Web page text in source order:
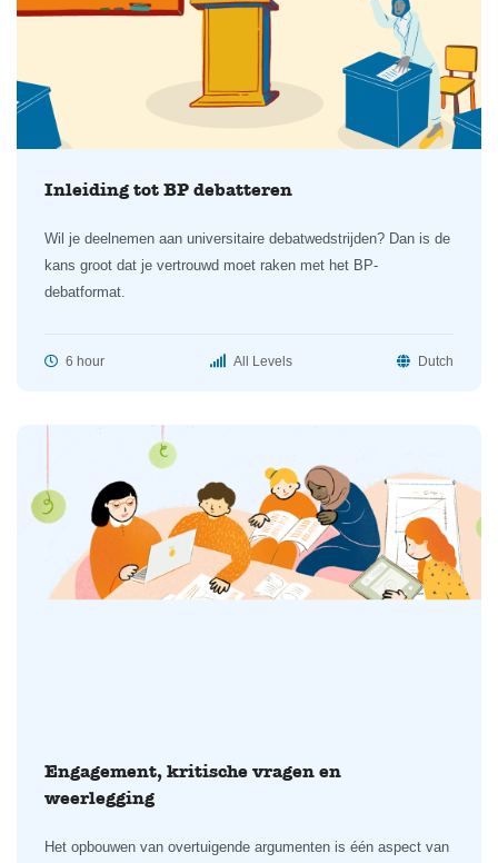
Inleiding tot BP debatteren
Wil je deelnemen aan universitaire debatwedstrijden? Dan is de
kans groot dat je vertrouwd moet raken met het BP-
debatformat.
6 hour All Levels Dutch
Engagement, kritische vragen en
weerlegging
Het opbouwen van overtuigende argumenten is één aspect van